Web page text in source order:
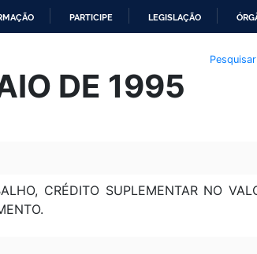
PARTICIPE LEGISLAÇÃO
DE 1995
CRÉDITO SUPLEMENTAR NO